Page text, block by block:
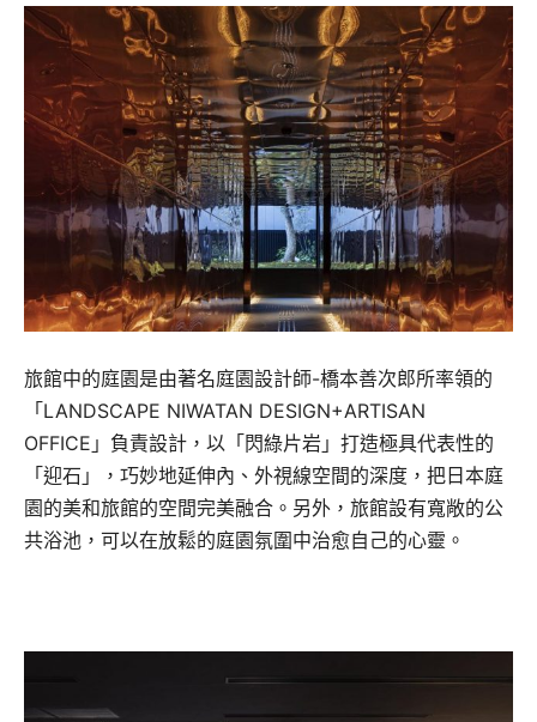
旅館中的庭園是由著名庭園設計師-橋本善次郎所率領的
「LANDSCAPE NIWATAN DESIGN+ARTISAN
OFFICE」負責設計，以「閃綠片岩」打造極具代表性的
「迎石」，巧妙地延伸內、外視線空間的深度，把日本庭
園的美和旅館的空間完美融合。另外，旅館設有寬敞的公
共浴池，可以在放鬆的庭園氛圍中治愈自己的心靈。